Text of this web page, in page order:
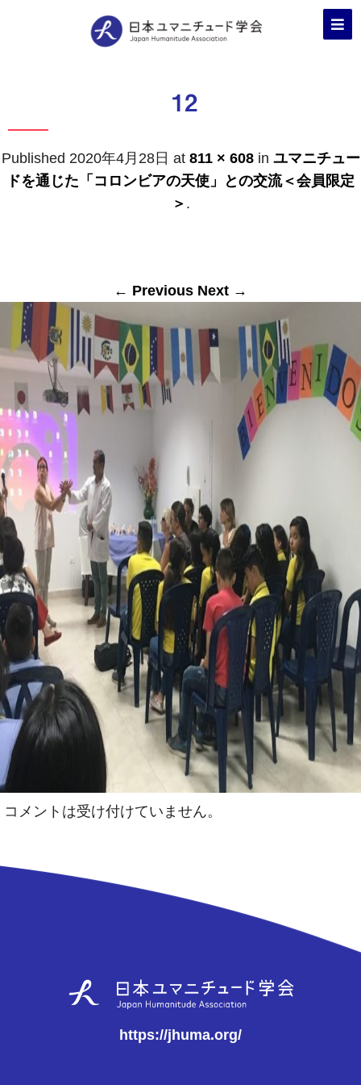
12
Published 2020年4月28日 at 811 × 608in ユマニチュー
ドを通じた「コロンビアの天使」との交流＜会員限定
＞ .
← Previous Next →
コメントは受け付けていません。
https://jhuma.org/